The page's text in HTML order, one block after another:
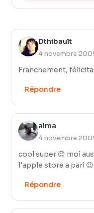
Dthibault
4 novembre
Franchement,
Répondre
alma
4 novembre
cool super 😉 moi
l'apple store a pari 😉
Répondre